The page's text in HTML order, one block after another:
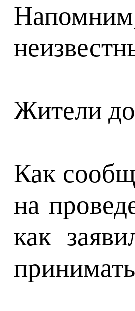
Жители
Как
на
как